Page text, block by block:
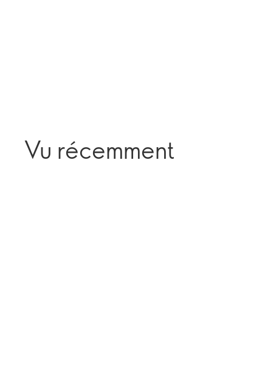
Vu récemment